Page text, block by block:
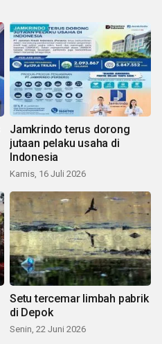
Jamkrindo terus dorong
jutaan pelaku usaha di
Indonesia
Kamis, 16 Juli 2026
Setu tercemar limbah pabrik
di Depok
Senin, 22 Juni 2026